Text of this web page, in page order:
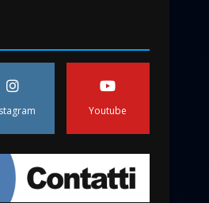
d’identità: continua il
di aperture
del Comune di
Neglia, coordinatrice
di Fratelli d’Italia,
Youtube